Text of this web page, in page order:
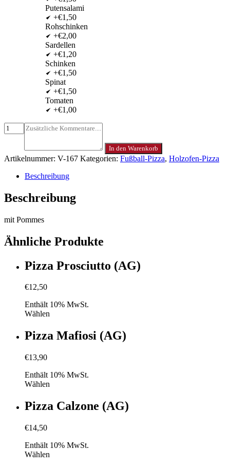
Putensalami
+€1,50
Rohschinken
+€2,00
Sardellen
+€1,20
Schinken
+€1,50
Spinat
+€1,50
Tomaten
+€1,00
In den Warenkorb
Artikelnummer: V-167 Kategorien: Fußball-Pizza, Holzofen-Pizza
Beschreibung
Beschreibung
mit Pommes
Ähnliche Produkte
Pizza Prosciutto (AG)
€12,50
Enthält 10% MwSt.
Wählen
Pizza Mafiosi (AG)
€13,90
Enthält 10% MwSt.
Wählen
Pizza Calzone (AG)
€14,50
Enthält 10% MwSt.
Wählen